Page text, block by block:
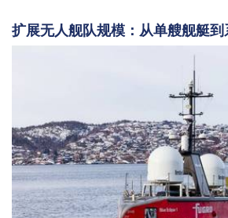
扩展无人舰队规模：从单艘舰艇